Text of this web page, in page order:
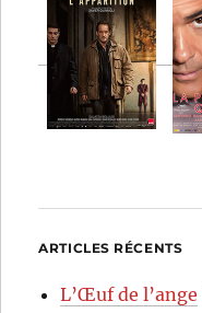
ARTICLES RÉCENTS
L’Œuf de l’ange